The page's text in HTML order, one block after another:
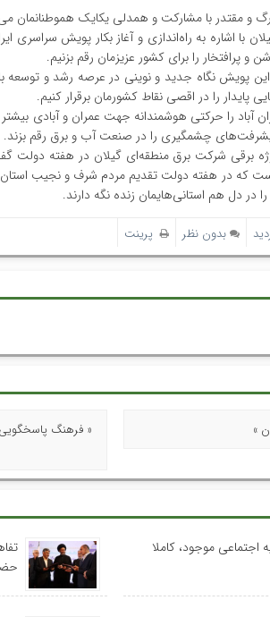
و مقتدر با مشارکت و همدلی یکایک هموطنانمان
با اشاره به راه‌اندازی و آغاز بکار پویش سراسری
پرافتخار را برای کشور عزیزمان رقم بزنیم.
پویش نگاه جدید و نوینی در عرصه رشد و توسعه
پایدار را در اقصی نقاط کشورمان برقرار کنیم.
را حرکتی هوشمندانه جهت عمران و آبادی بیشتر
چشمگیری را در صنعت آب و برق رقم بزند.
است که در هفته دولت تقدیم مردم شرف و نجیب
در دل هم استانی‌هایمان زنده نگه دارند.
بدون نظر پرینت
»
« فرهنگ
اجتماعی موجود، کاملا